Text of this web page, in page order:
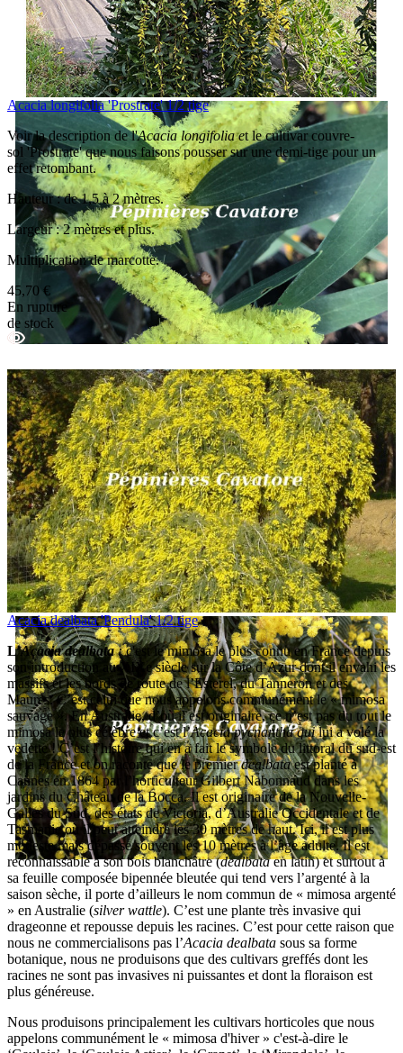
Acacia longifolia 'Prostrate' 1/2 tige
Voir la description de l'Acacia longifolia et le cultivar couvre-
sol 'Prostrate' que nous faisons pousser sur une demi-tige pour un
effet retombant.
Hauteur : de 1,5 à 2 mètres.
Largeur : 2 mètres et plus.
Multiplication de marcotte.
45,70 €
En rupture
de stock
Acacia dealbata 'Pendula' 1/2 tige
L’Acacia dealbata:c'est le mimosa le plus connu en France depuis
son introduction au XIXe siècle sur la Côte d’Azur dont il envahi les
massifs et les bords de route de l’Esterel, du Tanneron et des
Maures. C’est celui que nous appelons communément le « mimosa
sauvage ». En Australie, d’où il est originaire, ce n’est pas du tout le
mimosa le plus célèbre et c’est l’Acacia pycnantha quilui a volé la
vedette ! C’est l’histoire qui en a fait le symbole du littoral du sud-est
de la France et on raconte que le premierdealbataest planté à
Cannes en 1864 par l’horticulteur Gilbert Nabonnaud dans les
jardins du Château de la Bocca. Il est originaire de la Nouvelle-
Galles du Sud, des états de Victoria, d’Australie Occidentale et de
Tasmanie où il peut atteindre les 30 mètres de haut. Ici, il est plus
modeste mais dépasse souvent les 10 mètres à l’âge adulte. Il est
reconnaissable à son bois blanchâtre (dealbataen latin) et surtout à
sa feuille composée bipennée bleutée qui tend vers l’argenté à la
saison sèche, il porte d’ailleurs le nom commun de « mimosa argenté
» en Australie (silver wattle). C’est une plante très invasive qui
drageonne et repousse depuis les racines. C’est pour cette raison que
nous ne commercialisons pas l’Acacia dealbata sous sa forme
botanique, nous ne produisons que des cultivars greffés dont les
racines ne sont pas invasives ni puissantes et dont la floraison est
plus généreuse.
Nous produisons principalement les cultivars horticoles que nous
appelons communément le « mimosa d'hiver » c'est-à-dire le